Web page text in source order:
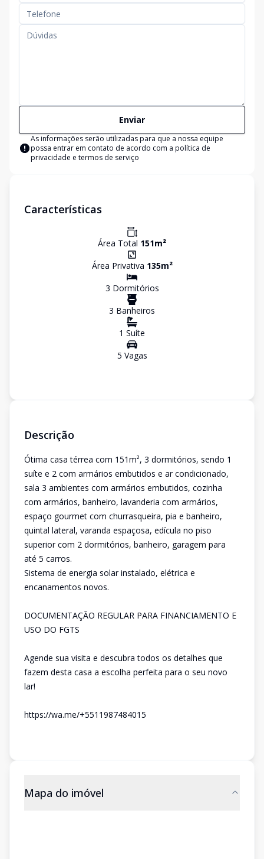
Enviar
As informações serão utilizadas para que a nossa equipe
possa entrar em contato de acordo com a política de
privacidade e termos de serviço
Características
Área Total 151m²
Área Privativa 135m²
3 Dormitórios
3 Banheiros
1 Suíte
5 Vagas
Descrição
Ótima casa térrea com 151m², 3 dormitórios, sendo 1
suíte e 2 com armários embutidos e ar condicionado,
sala 3 ambientes com armários embutidos, cozinha
com armários, banheiro, lavanderia com armários,
espaço gourmet com churrasqueira, pia e banheiro,
quintal lateral, varanda espaçosa, edícula no piso
superior com 2 dormitórios, banheiro, garagem para
até 5 carros.
Sistema de energia solar instalado, elétrica e
encanamentos novos.
DOCUMENTAÇÃO REGULAR PARA FINANCIAMENTO E
USO DO FGTS
Agende sua visita e descubra todos os detalhes que
fazem desta casa a escolha perfeita para o seu novo
lar!
https://wa.me/+5511987484015
Mapa do imóvel